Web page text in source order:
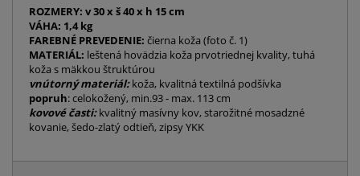
ROZMERY: v30 x š 40 x h 15cm
VÁHA: 1,4 kg
FAREBNÉ PREVEDENIE: čierna koža (foto č. 1)
MATERIÁL: leštená hovädzia koža prvotriednej kvality, tuhá
koža s mäkkou štruktúrou
vnútorný materiál:koža, kvalitná textilná podšívka
popruh: celokožený, min.93 - max. 113 cm
kovové časti:kvalitný masívny kov, starožitné mosadzné
kovanie, šedo-zlatý odtieň, zipsy YKK